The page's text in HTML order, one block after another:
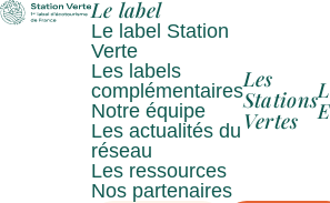
Le label
Le label Station
Verte
Les labels
complémentaires
Notre équipe
Les actualités du
réseau
Les ressources
Nos partenaires
Les
Stations
Vertes